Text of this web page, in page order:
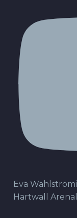
Eva
Hartwall